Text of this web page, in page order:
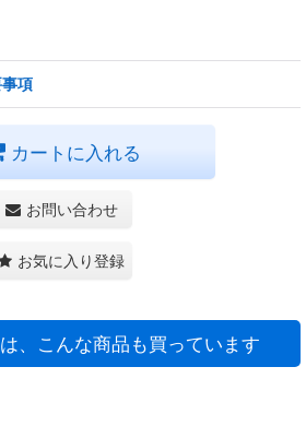
項
カートに入れる
お問い合わせ
お気に入り登録
、こんな商品も買っています